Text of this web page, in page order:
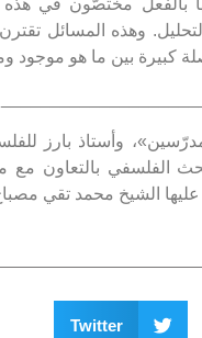
بالفعل مختصُّون في هذه
وهذه المسائل تقترن
كبيرة بين ما هو موجود
وأستاذ بارز
الفلسفي بالتعاون مع
الشيخ محمد تقي
Twitter